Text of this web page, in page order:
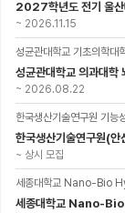
~ 2026.11.15
성균관대학교 기초의학대
성균관대학교 의과대학
~ 2026.08.22
한국생산기술연구원 기능
한국생산기술연구원(안
~ 상시 모집
세종대학교 Nano-Bio
세종대학교 Nano-